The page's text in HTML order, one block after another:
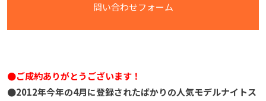
問い合わせフォーム
●ご成約ありがとうございます！
●2012年今年の4月に登録されたばかりの人気モデルナイトス